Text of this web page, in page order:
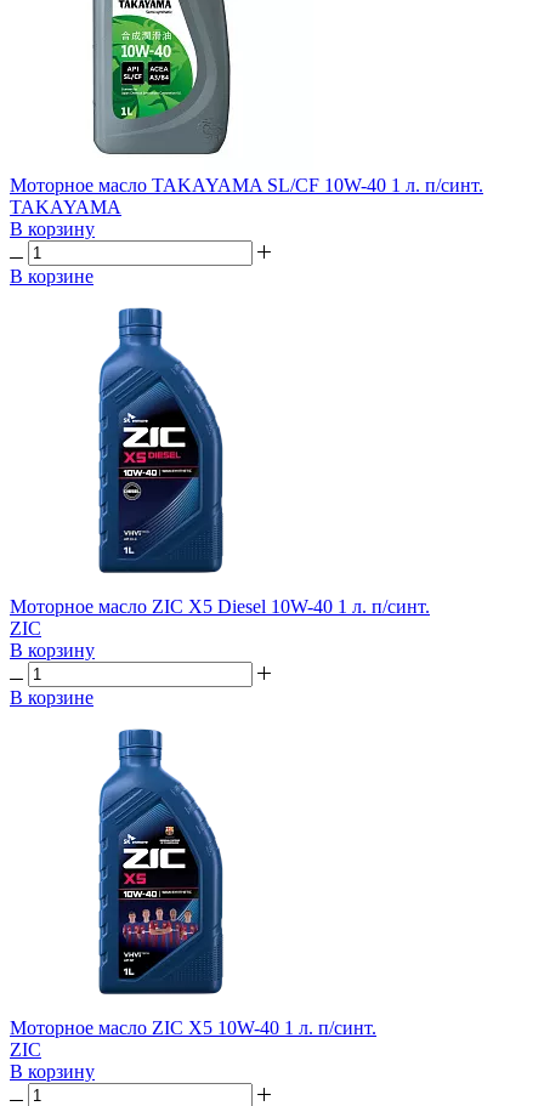
Моторное масло TAKAYAMA SL/CF 10W-40 1 л. п/синт.
TAKAYAMA
В корзину
В корзине
Моторное масло ZIC X5 Diesel 10W-40 1 л. п/синт.
ZIC
В корзину
В корзине
Моторное масло ZIC X5 10W-40 1 л. п/синт.
ZIC
В корзину